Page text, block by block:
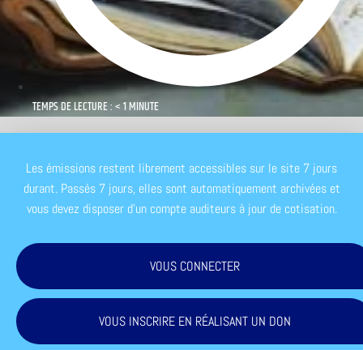
TEMPS DE LECTURE : < 1 MINUTE
Les émissions restent librement accessibles sur le site 7 jours
durant. Passés 7 jours, elles sont automatiquement archivées et
vous devez disposer d'un compte auditeurs à jour de cotisation.
VOUS CONNECTER
VOUS INSCRIRE EN RÉALISANT UN DON